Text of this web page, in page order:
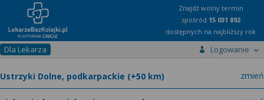
Znajdź wolny termin
spośród 15 031 892
dostępnych na najbliższy rok
Dla Lekarza Logowanie
zmień